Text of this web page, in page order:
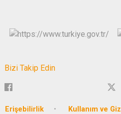
Bizi Takip Edin
Erişebilirlik Kullanım ve